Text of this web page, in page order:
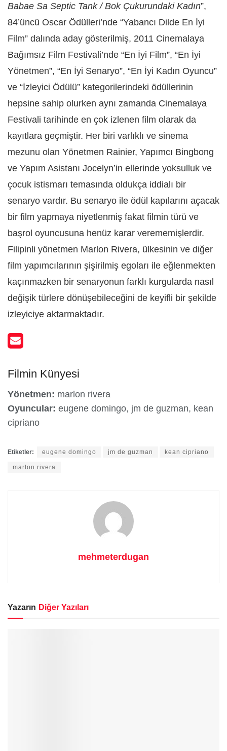
Babae Sa Septic Tank / Bok Çukurundaki Kadın”,
84’üncü Oscar Ödülleri’nde “Yabancı Dilde En İyi
Film” dalında aday gösterilmiş, 2011 Cinemalaya
Bağımsız Film Festivali’nde “En İyi Film”, “En İyi
Yönetmen”, “En İyi Senaryo”, “En İyi Kadın Oyuncu”
ve “İzleyici Ödülü” kategorilerindeki ödüllerinin
hepsine sahip olurken aynı zamanda Cinemalaya
Festivali tarihinde en çok izlenen film olarak da
kayıtlara geçmiştir. Her biri varlıklı ve sinema
mezunu olan Yönetmen Rainier, Yapımcı Bingbong
ve Yapım Asistanı Jocelyn’in ellerinde yoksulluk ve
çocuk istismarı temasında oldukça iddialı bir
senaryo vardır. Bu senaryo ile ödül kapılarını açacak
bir film yapmaya niyetlenmiş fakat filmin türü ve
başrol oyuncusuna henüz karar verememişlerdir.
Filipinli yönetmen Marlon Rivera, ülkesinin ve diğer
film yapımcılarının şişirilmiş egoları ile eğlenmekten
kaçınmazken bir senaryonun farklı kurgularda nasıl
değişik türlere dönüşebileceğini de keyifli bir şekilde
izleyiciye aktarmaktadır.
Filmin Künyesi
Yönetmen: marlon rivera
Oyuncular: eugene domingo, jm de guzman, kean
cipriano
Etiketler: eugene domingo jm de guzman kean cipriano
marlon rivera
mehmeterdugan
Yazarın Diğer Yazıları